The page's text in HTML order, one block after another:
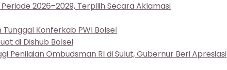
2026–2029, Terpilih Secara Aklamasi
Konferkab PWI Bolsel
di Dishub Bolsel
Penilaian Ombudsman RI di Sulut, Gubernur Beri Apresiasi